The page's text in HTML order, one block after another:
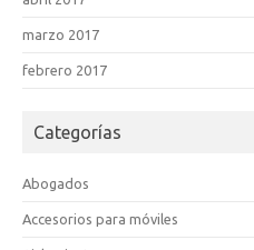
marzo 2017
febrero 2017
Categorías
Abogados
Accesorios para móviles